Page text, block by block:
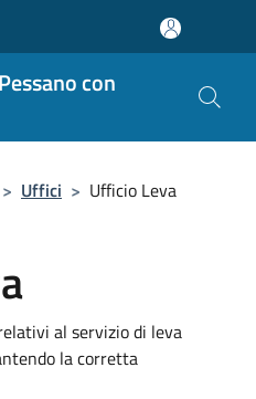
con
> Uffici > Ufficio Leva
al servizio di leva
la corretta